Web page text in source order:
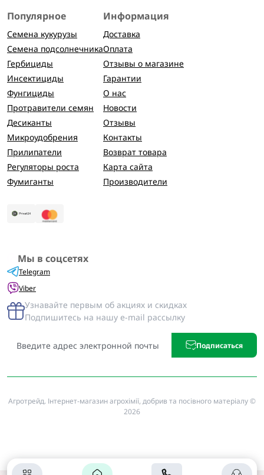
Популярное
Семена кукурузы
Семена подсолнечника
Гербициды
Инсектициды
Фунгициды
Протравители семян
Десиканты
Микроудобрения
Прилипатели
Регуляторы роста
Фумиганты
Информация
Доставка
Оплата
Отзывы о магазине
Гарантии
О нас
Новости
Отзывы
Контакты
Возврат товара
Карта сайта
Производители
Мы в соцсетях
Telegram
Viber
Узнавайте первым об акциях и скидках
Подпишитесь на нашу e-mail рассылку
Подписаться
Агротрейд. Інтернет-магазин агрохімії, добрив та посівного матеріалу ©
2026